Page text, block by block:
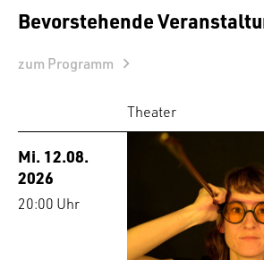
Bevorstehende
zum Programm
Theater
Mi. 12.08.
2026
20:00 Uhr